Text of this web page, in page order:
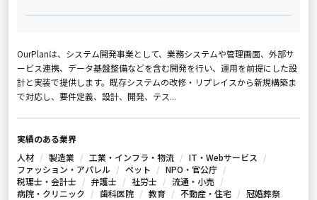
OurPlanは、システム開発事業として、業務システムや管理画面、外部サ
ービス連携、データ基盤整備などを含む開発を行い、運用を前提にした設
計と実装で提供します。既存システムの改修・リプレイスから新規構築ま
で対応し、要件定義、設計、開発、テス...
実績のある業界
人材
製造業 工業・インフラ・物流
IT・Webサービス
ファッション・アパレル
ペット
NPO・官公庁
税理士・会計士
弁護士 社労士
流通・小売
病院・クリニック
歯科医院 教育 不動産・住宅 冠婚葬祭